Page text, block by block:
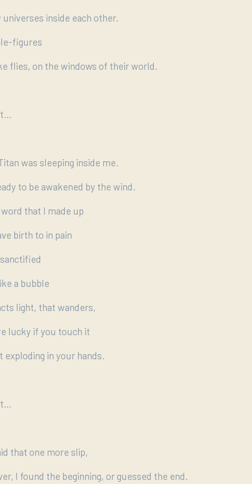
universes inside each other.
figures
flies, on the windows of their world.
was sleeping inside me.
to be awakened by the wind.
that I made up
birth to in pain
a bubble
light, that wanders,
lucky if you touch it
exploding in your hands.
that one more slip,
I found the beginning, or guessed the end.